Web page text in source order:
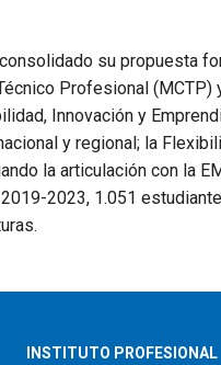
su propuesta
Profesional
Innovación y
y regional; la
la articulación con la
2023, 1.051
INSTITUTO PROFESIONAL